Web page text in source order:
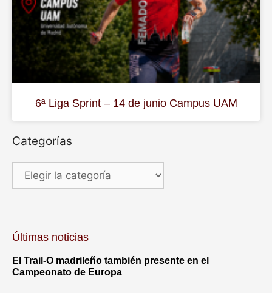
6ª Liga Sprint – 14 de junio Campus UAM
Categorías
Últimas noticias
El Trail-O madrileño también presente en el
Campeonato de Europa